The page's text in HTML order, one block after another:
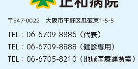
〒547-0022 大阪市平野区瓜破東1-5-5
TEL：06-6709-8886（代表）
TEL：06-6709-8888（健診専用）
TEL：06-6705-8210（地域医療連携室）